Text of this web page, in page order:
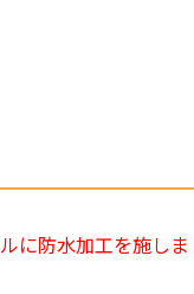
に防水加工を施しま